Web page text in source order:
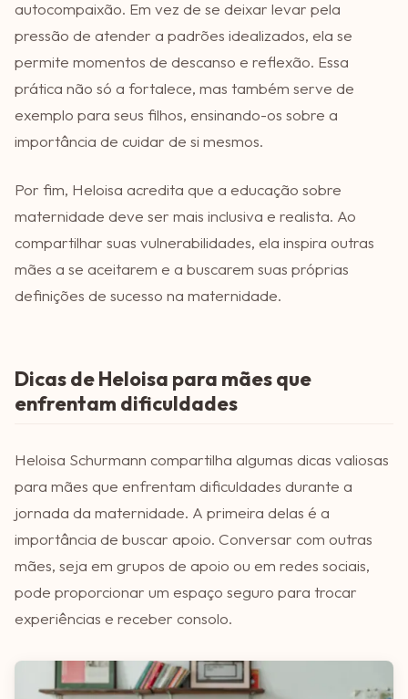
autocompaixão. Em vez de se deixar levar pela
pressão de atender a padrões idealizados, ela se
permite momentos de descanso e reflexão. Essa
prática não só a fortalece, mas também serve de
exemplo para seus filhos, ensinando-os sobre a
importância de cuidar de si mesmos.
Por fim, Heloisa acredita que a educação sobre
maternidade deve ser mais inclusiva e realista. Ao
compartilhar suas vulnerabilidades, ela inspira outras
mães a se aceitarem e a buscarem suas próprias
definições de sucesso na maternidade.
Dicas de Heloisa para mães que
enfrentam dificuldades
Heloisa Schurmann compartilha algumas dicas valiosas
para mães que enfrentam dificuldades durante a
jornada da maternidade. A primeira delas é a
importância de buscar apoio. Conversar com outras
mães, seja em grupos de apoio ou em redes sociais,
pode proporcionar um espaço seguro para trocar
experiências e receber consolo.